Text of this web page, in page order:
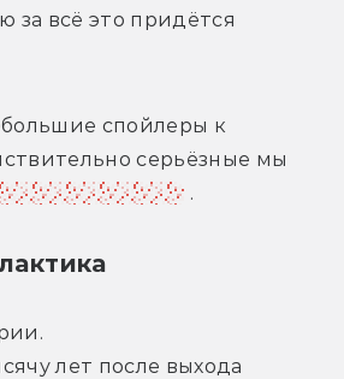
за всё это придётся
спойлеры к
серьёзные мы
инструментом .
лет после выхода